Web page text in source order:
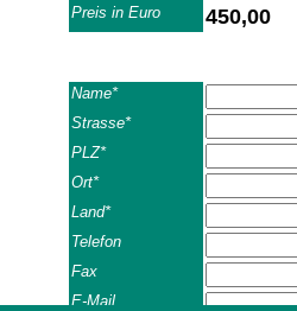
Preis in Euro 450,00
Name*
Strasse*
PLZ*
Ort*
Land*
Telefon
Fax
E-Mail